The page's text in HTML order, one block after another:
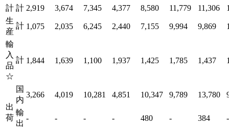
計 計 2,919 3,674 7,345 4,377 8,580 11,779 11,306
生
産
計 1,075 2,035 6,245 2,440 7,155 9,994 9,869
輸
入
品
☆
計 1,844 1,639 1,100 1,937 1,425 1,785 1,437
出
荷
国
内
3,266 4,019 10,281 4,851 10,347 9,789 13,780
輸
出
- - - - 480 - 384 -